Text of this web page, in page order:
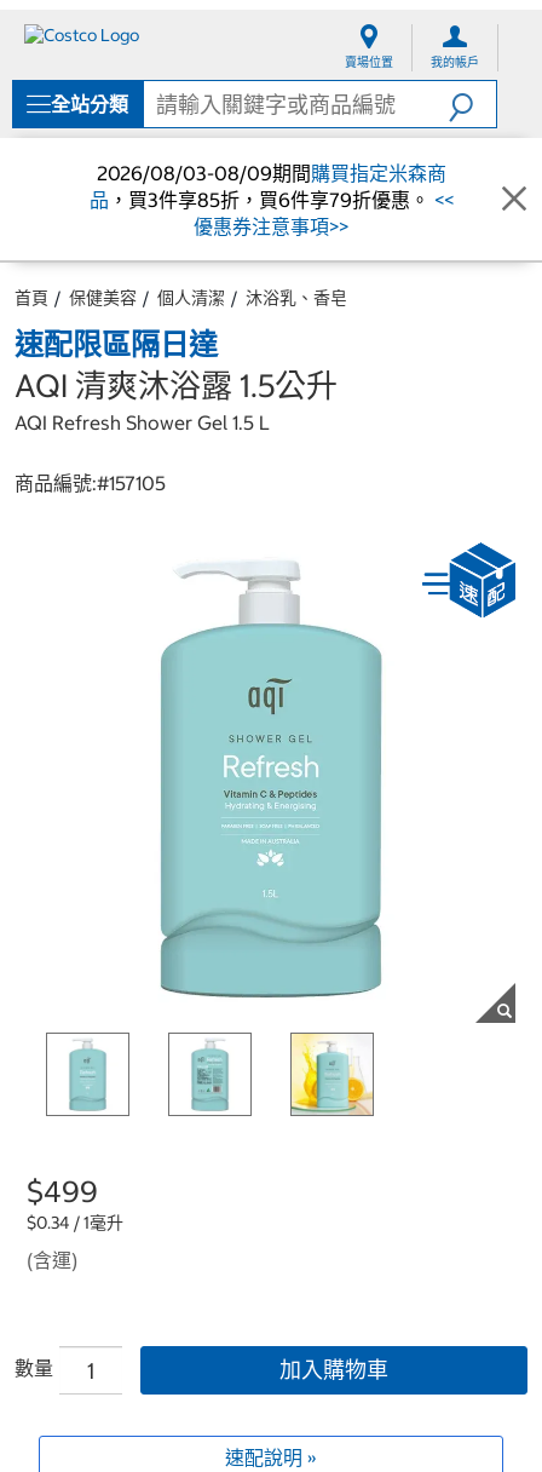
單
賣場位置 我的帳戶
全站分類
2026/08/03-08/09期間購買指定米森商
品 ，買3件享85折，買6件享79折優惠。 <<
優惠券注意事項>>
首頁 保健美容 個人清潔 沐浴乳、香皂
速配限區隔日達
AQI 清爽沐浴露 1.5公升
AQI Refresh Shower Gel 1.5 L
商品編號:#157105
$499
$0.34 / 1毫升
(含運)
數量 加入購物車
速配說明 »